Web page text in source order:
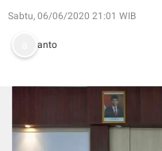
Sabtu, 06/06/2020 21:01 WIB
anto